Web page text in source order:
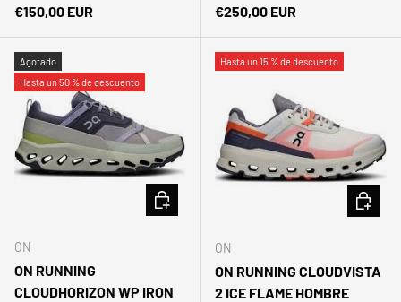
Precio normal
€150,00 EUR Precio normal
€250,00 EUR
Agotado
Hasta un 50 % de descuento
ON
ON RUNNING
CLOUDHORIZON WP IRON
ELEGIR OPCIONES
Hasta un 15 % de descuento
ON
ON RUNNING CLOUDVISTA
2 ICE FLAME HOMBRE
ELEGIR